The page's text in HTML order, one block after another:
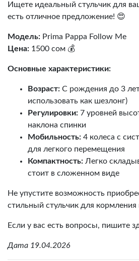
Ищете идеальный стульчик для
есть отличное предложение! 😍
Модель: Prima Pappa Follow Me
Цена: 1500 сом 💰
Основные характеристики:
Возраст: С рождения до 3
использовать как шезлонг)
Регулировки: 7 уровней
наклона спинки
Мобильность: 4 колеса с
для легкого перемещения
Компактность: Легко
стоит в сложенном виде
Не упустите возможность
стильный стульчик для кормления
Если у вас есть вопросы, пишите
Дата 19.04.2026